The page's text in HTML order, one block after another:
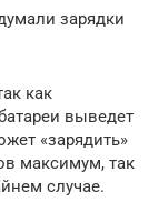
зарядки
как
выведет
«зарядить»
максимум, так
случае.